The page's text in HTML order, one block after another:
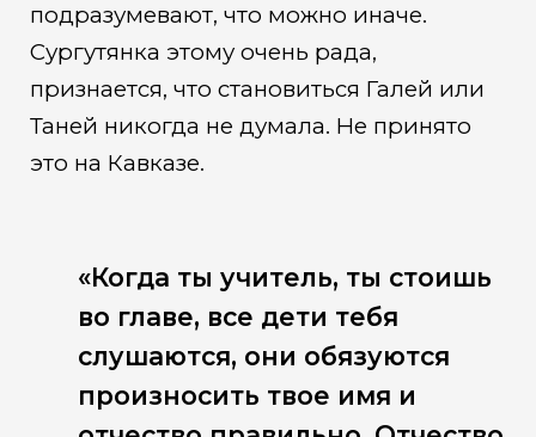
подразумевают, что можно иначе.
Сургутянка этому очень рада,
признается, что становиться Галей или
Таней никогда не думала. Не принято
это на Кавказе.
«Когда ты учитель, ты стоишь
во главе, все дети тебя
слушаются, они обязуются
произносить твое имя и